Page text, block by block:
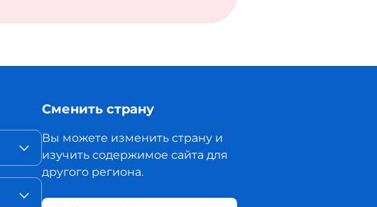
Сменить страну
Вы можете изменить страну и
изучить содержимое сайта для
другого региона.